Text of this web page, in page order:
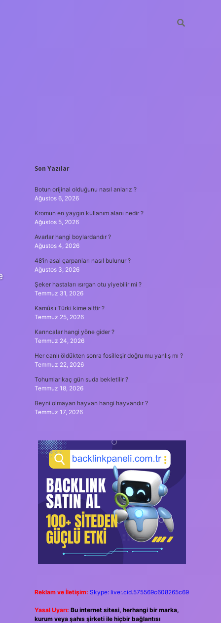
SIDEBAR
Son Yazılar
Botun orijinal olduğunu nasıl anlarız ?
Ağustos 6, 2026
Kromun en yaygın kullanım alanı nedir ?
Ağustos 5, 2026
Avarlar hangi boylardandır ?
Ağustos 4, 2026
48’in asal çarpanları nasıl bulunur ?
Ağustos 3, 2026
Şeker hastaları ısırgan otu yiyebilir mi ?
Temmuz 31, 2026
Kamûs ı Türki kime aittir ?
Temmuz 25, 2026
Karıncalar hangi yöne gider ?
Temmuz 24, 2026
Her canlı öldükten sonra fosilleşir doğru mu yanlış mı ?
Temmuz 22, 2026
Tohumlar kaç gün suda bekletilir ?
Temmuz 18, 2026
Beyni olmayan hayvan hangi hayvandır ?
Temmuz 17, 2026
Reklam ve İletişim: Skype: live:.cid.575569c608265c69
Yasal Uyarı: Bu internet sitesi, herhangi bir marka,
kurum veya şahıs şirketi ile hiçbir bağlantısı